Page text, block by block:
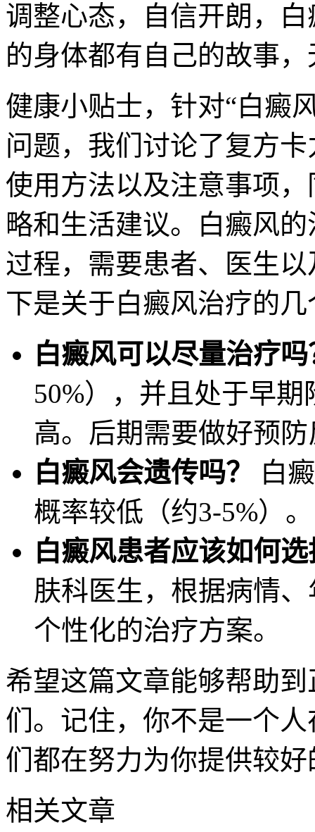
调整心态，自信开朗，
的身体都有自己的故事
健康小贴士，针对“白癜
问题，我们讨论了复方
使用方法以及注意事项
略和生活建议。白癜风
过程，需要患者、医生
下是关于白癜风治疗的
白癜风可以尽量治疗吗
50%），并且处于早
高。后期需要做好预
白癜风会遗传吗？
白
概率较低（约3-5%）。
白癜风患者应该如何
肤科医生，根据病情
个性化的治疗方案。
希望这篇文章能够帮助
们。记住，你不是一个
们都在努力为你提供较
相关文章